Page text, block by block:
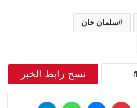
سلمان خان
نسخ رابط الخبر
لينكدإن بينتيريست
ماسنجر واتساب